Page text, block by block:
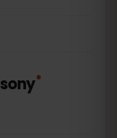
sony*